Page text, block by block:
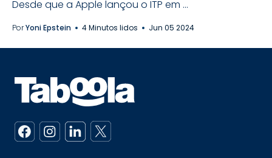
Desde que a Apple lançou o ITP em ...
PorYoni Epstein 4 Minutos lidos Jun 05 2024